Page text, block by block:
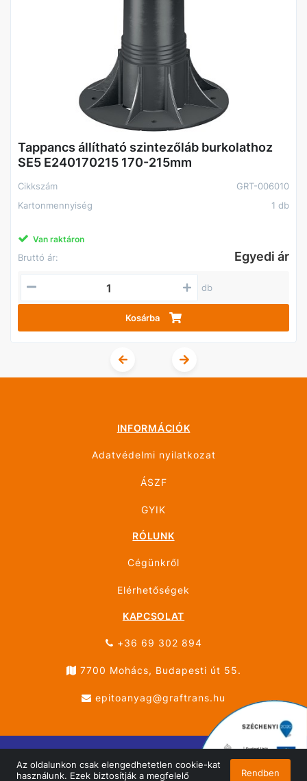
Az oldalunkon csak elengedhetetlen cookie-kat
használunk. Ezek biztosítják a megfelelő
Rendben
Tappancs állítható szintezőláb burkolathoz
SE5 E240170215 170-215mm
Cikkszám
GRT-006010
Kartonmennyiség
1 db
Van raktáron
Bruttó ár: Egyedi ár
db
Kosárba
INFORMÁCIÓK
Adatvédelmi nyilatkozat
ÁSZF
GYIK
RÓLUNK
Cégünkről
Elérhetőségek
KAPCSOLAT
+36 69 302 894
7700 Mohács, Budapesti út 55.
epitoanyag@graftrans.hu
© ÚJHÁZ GRÁF TRANS MOHÁCS 2026 Minden jog